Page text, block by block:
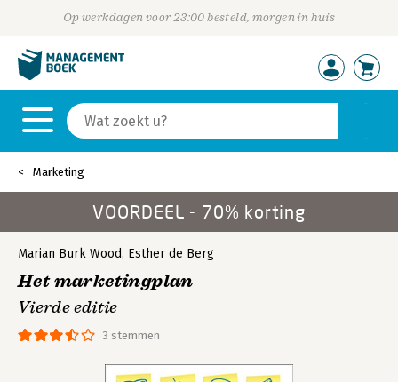
Op werkdagen voor 23:00 besteld, morgen in huis
Marketing
VOORDEEL - 70% korting
3 stemmen
Marian Burk Wood, Esther de Berg
Het marketingplan
Vierde editie